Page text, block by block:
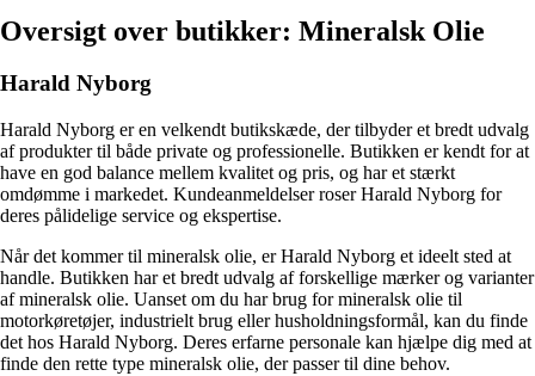
Oversigt over butikker: Mineralsk Olie
Harald Nyborg
Harald Nyborg er en velkendt butikskæde, der tilbyder et bredt udvalg
af produkter til både private og professionelle. Butikken er kendt for at
have en god balance mellem kvalitet og pris, og har et stærkt
omdømme i markedet. Kundeanmeldelser roser Harald Nyborg for
deres pålidelige service og ekspertise.
Når det kommer til mineralsk olie, er Harald Nyborg et ideelt sted at
handle. Butikken har et bredt udvalg af forskellige mærker og varianter
af mineralsk olie. Uanset om du har brug for mineralsk olie til
motorkøretøjer, industrielt brug eller husholdningsformål, kan du finde
det hos Harald Nyborg. Deres erfarne personale kan hjælpe dig med at
finde den rette type mineralsk olie, der passer til dine behov.